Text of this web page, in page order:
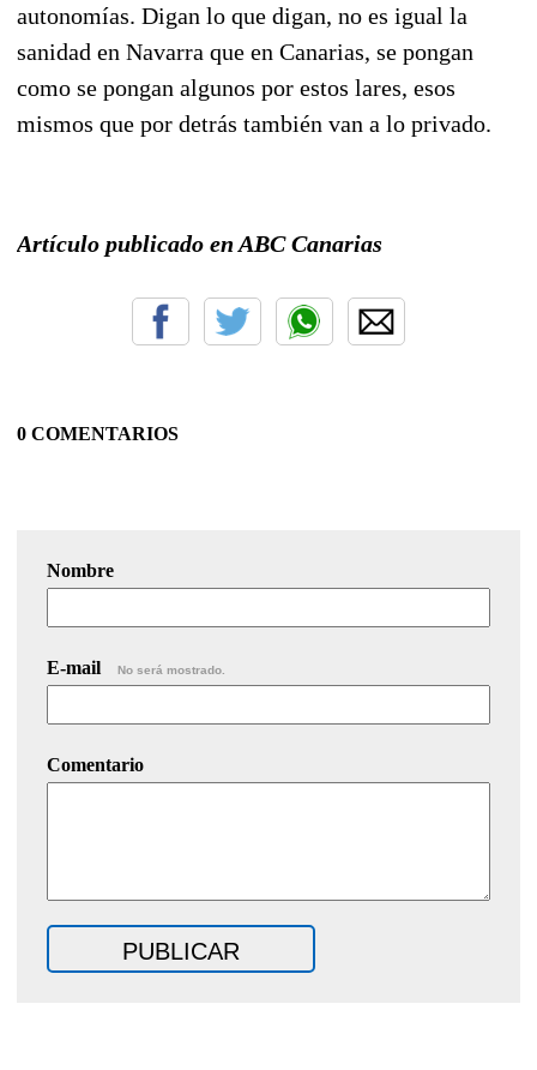
autonomías. Digan lo que digan, no es igual la
sanidad en Navarra que en Canarias, se pongan
como se pongan algunos por estos lares, esos
mismos que por detrás también van a lo privado.
Artículo publicado en ABC Canarias
0 COMENTARIOS
Nombre
E-mail No será mostrado.
Comentario